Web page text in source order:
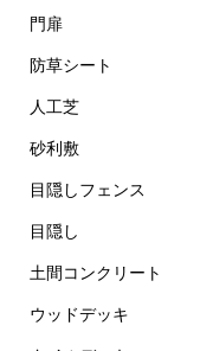
門扉
防草シート
人工芝
砂利敷
目隠しフェンス
目隠し
土間コンクリート
ウッドデッキ